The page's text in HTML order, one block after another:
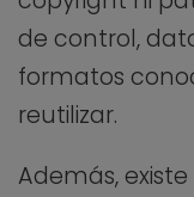
de control,
formatos
reutilizar.
Además,